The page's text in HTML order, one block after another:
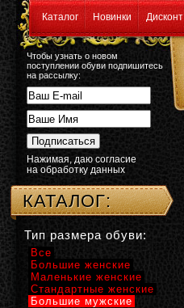
Каталог Новинки Дисконт
Чтобы узнать о новом
поступлении обуви подпишитесь
на рассылку:
Нажимая, даю согласие
на обработку данных
КАТАЛОГ:
Тип размера обуви:
Все
Большие женские
Маленькие женские
Стандартные женские
Большие мужские